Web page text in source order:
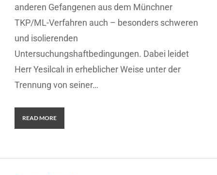
anderen Gefangenen aus dem Münchner
TKP/ML-Verfahren auch – besonders schweren
und isolierenden
Untersuchungshaftbedingungen. Dabei leidet
Herr Yesilcalı in erheblicher Weise unter der
Trennung von seiner…
READ MORE